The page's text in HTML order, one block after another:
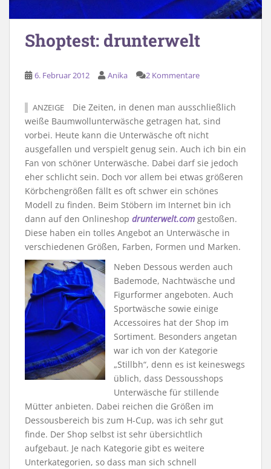
Shoptest: drunterwelt
6. Februar 2012 Anika 2 Kommentare
ANZEIGE
Die Zeiten, in denen man ausschließlich
weiße Baumwollunterwäsche getragen hat, sind
vorbei. Heute kann die Unterwäsche oft nicht
ausgefallen und verspielt genug sein. Auch ich bin ein
Fan von schöner Unterwäsche. Dabei darf sie jedoch
eher schlicht sein. Doch vor allem bei etwas größeren
Körbchengrößen fällt es oft schwer ein schönes
Modell zu finden. Beim Stöbern im Internet bin ich
dann auf den Onlineshop drunterwelt.com gestoßen.
Diese haben ein tolles Angebot an Unterwäsche in
verschiedenen Größen, Farben, Formen und Marken.
Neben Dessous werden auch
Bademode, Nachtwäsche und
Figurformer angeboten. Auch
Sportwäsche sowie einige
Accessoires hat der Shop im
Sortiment. Besonders angetan
war ich von der Kategorie
„Stillbh“, denn es ist keineswegs
üblich, dass Dessousshops
Unterwäsche für stillende
Mütter anbieten. Dabei reichen die Größen im
Dessousbereich bis zum H-Cup, was ich sehr gut
finde. Der Shop selbst ist sehr übersichtlich
aufgebaut. Je nach Kategorie gibt es weitere
Unterkategorien, so dass man sich schnell